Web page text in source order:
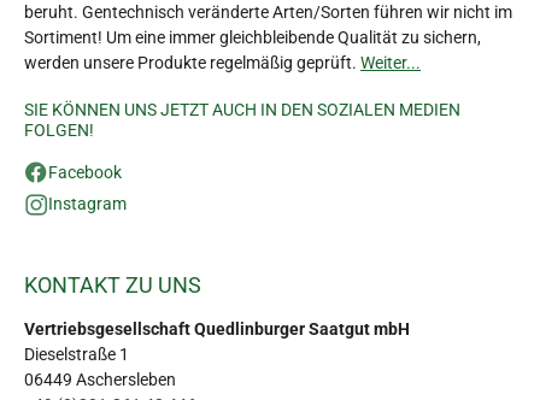
beruht. Gentechnisch veränderte Arten/Sorten führen wir nicht im
Sortiment! Um eine immer gleichbleibende Qualität zu sichern,
werden unsere Produkte regelmäßig geprüft. Weiter...
SIE KÖNNEN UNS JETZT AUCH IN DEN SOZIALEN MEDIEN
FOLGEN!
Facebook
Instagram
KONTAKT ZU UNS
Vertriebsgesellschaft Quedlinburger Saatgut mbH
Dieselstraße 1
06449 Aschersleben